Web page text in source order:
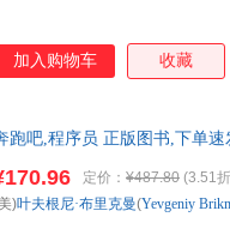
加入购物车 收藏
跑吧,程序员 正版图书,下单速
定价： ¥487.80 (3.51
)叶夫根尼·布里克曼(Yevgeniy